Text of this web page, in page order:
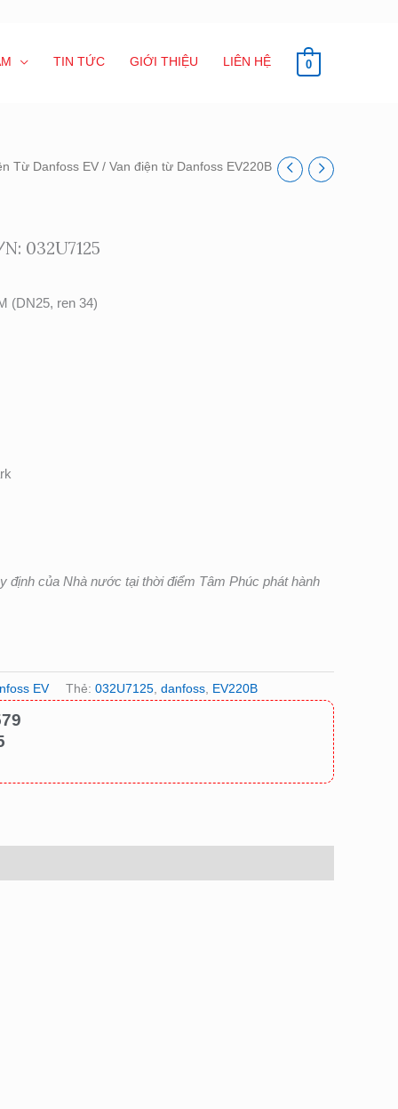
TIN TỨC GIỚI THIỆU LIÊN HỆ 0
Từ Danfoss EV / Van điện từ Danfoss EV220B
032U7125
(DN25, ren 34)
định của Nhà nước tại thời điểm Tâm Phúc phát hành
EV Thẻ: 032U7125 danfoss EV220B